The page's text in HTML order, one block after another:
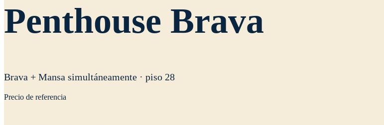
Penthouse Brava
Brava + Mansa simultáneamente · piso 28
Precio de referencia